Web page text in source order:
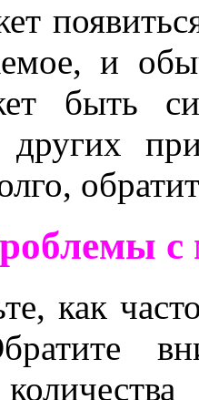
и
быть
других
с
часто